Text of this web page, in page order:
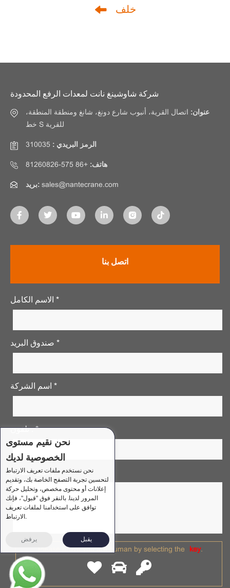
نحن نقيم مستوى
الخصوصية لديك
نحن نستخدم ملفات تعريف الارتباط
لتحسين تجربة التصفح الخاصة بك، وتقديم
إعلانات أو محتوى مخصص، وتحليل حركة
المرور لدينا. بالنقر فوق "قبول"، فإنك
توافق على استخدامنا لملفات تعريف
الارتباط.
يرفض يقبل
خلف
شركة شاوشينغ نانت لمعدات الرفع المحدودة
عنوان:
اتصال القرية، أنبوب شارع دونغ، شانغ ومنطقة المنطقة،
خط S للقرية
الرمز البريدي : 310035
هاتف: +86 575-81260826
بريد: sales@nantecrane.com
اتصل بنا
الاسم الكامل *
صندوق البريد *
اسم الشركة *
تلفون . *
وصف الطلب *
Please prove you are human by selecting the key.